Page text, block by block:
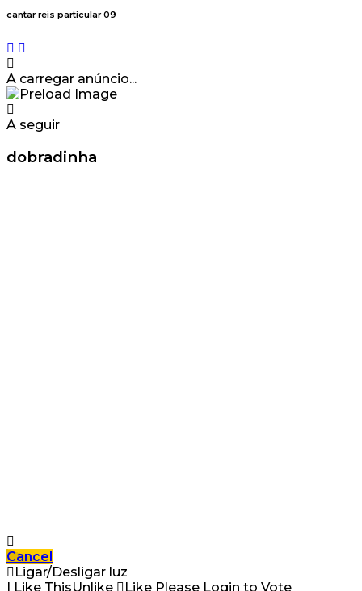
cantar reis particular 09
A carregar anúncio...
A seguir
dobradinha
Cancel
Ligar/Desligar luz
I Like ThisUnlike Like Please Login to Vote